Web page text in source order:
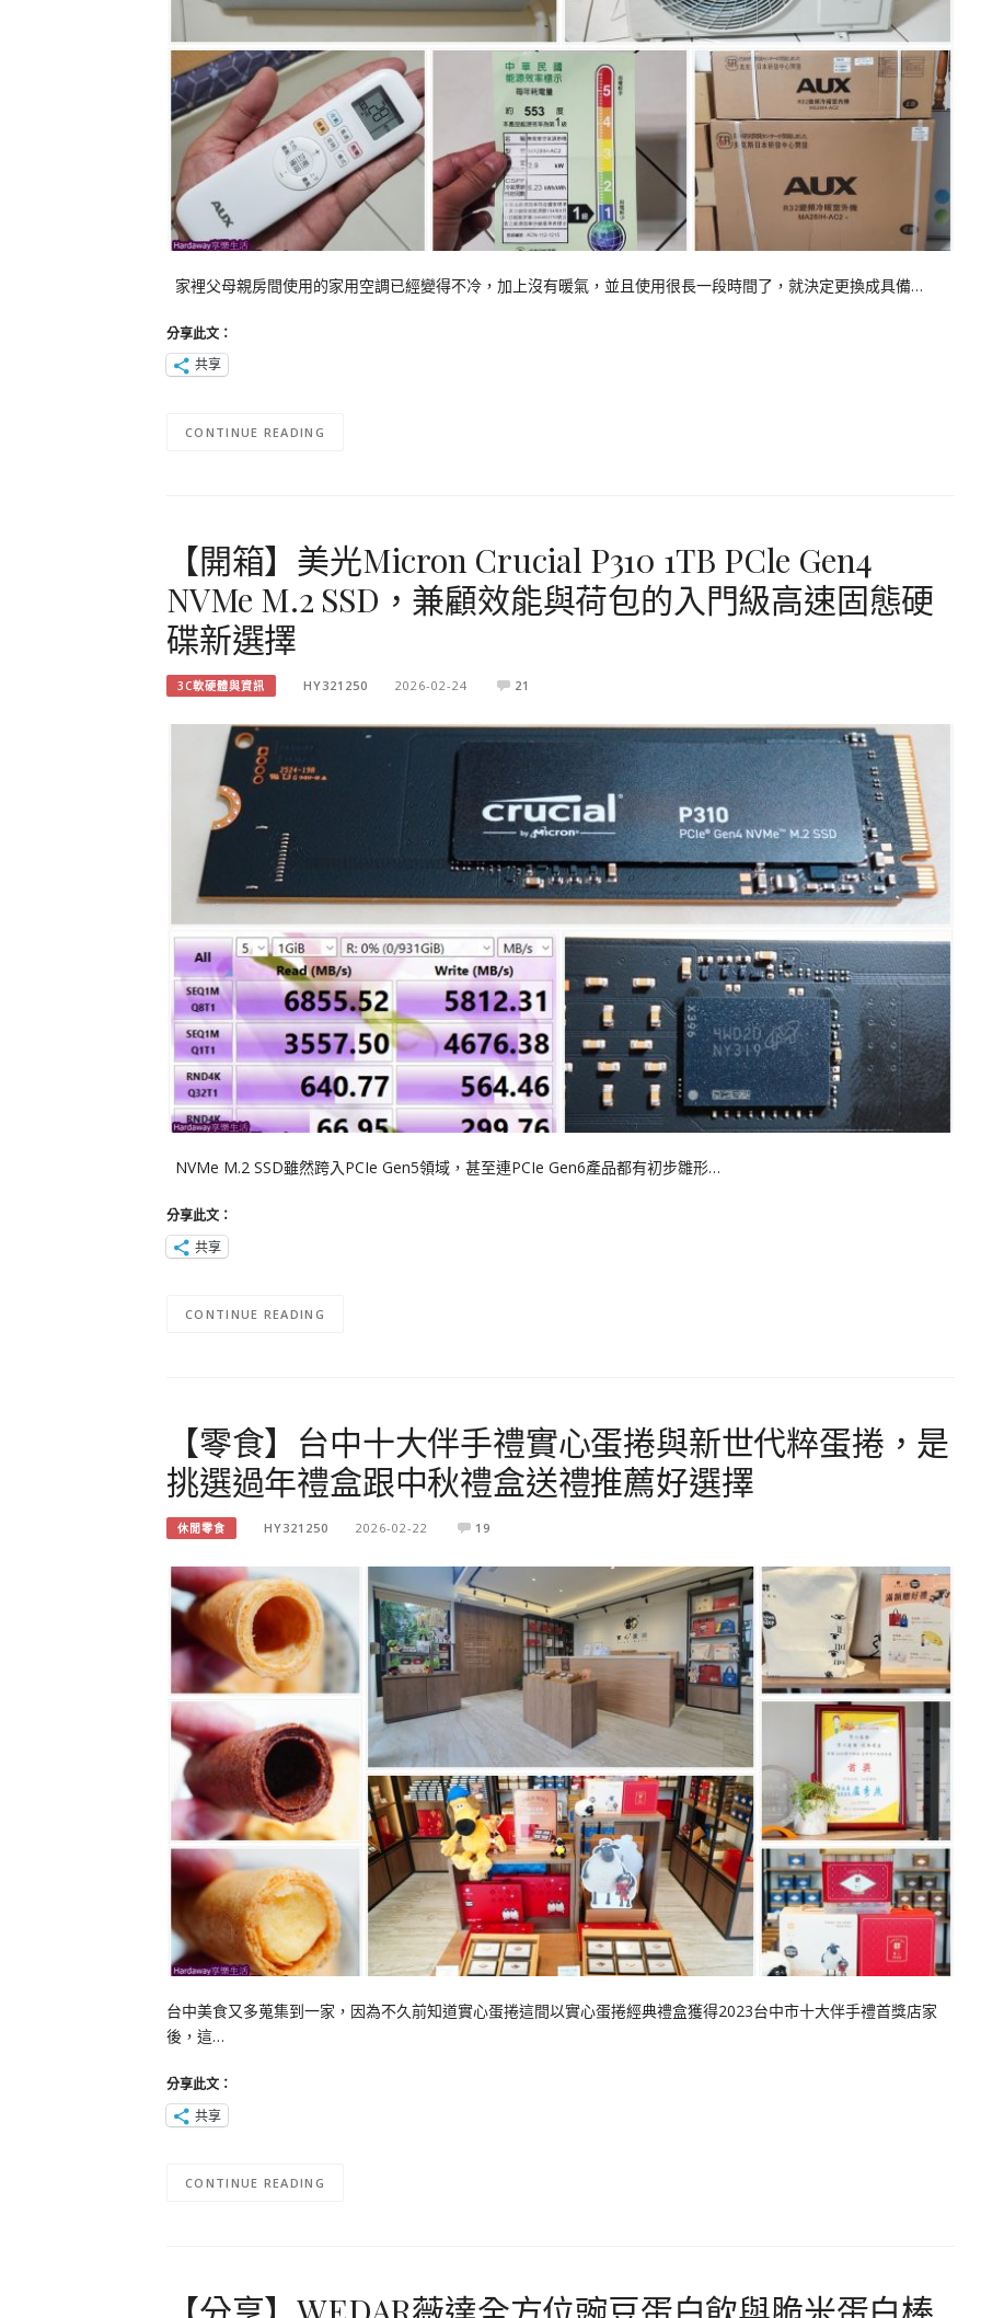
家裡父母親房間使用的家用空調已經變得不冷，加上沒有暖氣，並且使用很長一段時間了，就決定更換成具備…
分享此文：
共享
CONTINUE READING
【開箱】美光Micron Crucial P310 1TB PCle Gen4
NVMe M.2 SSD，兼顧效能與荷包的入門級高速固態硬
碟新選擇
3C軟硬體與資訊 HY321250 2026-02-24 21
NVMe M.2 SSD雖然跨入PCIe Gen5領域，甚至連PCIe Gen6產品都有初步雛形…
分享此文：
共享
CONTINUE READING
【零食】台中十大伴手禮實心蛋捲與新世代粹蛋捲，是
挑選過年禮盒跟中秋禮盒送禮推薦好選擇
休閒零食 HY321250 2026-02-22 19
台中美食又多蒐集到一家，因為不久前知道實心蛋捲這間以實心蛋捲經典禮盒獲得2023台中市十大伴手禮首獎店家
後，這…
分享此文：
共享
CONTINUE READING